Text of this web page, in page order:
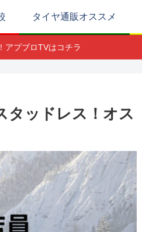
タイヤ通販オススメ
アプブロTVはコチラ
タッドレス！オス